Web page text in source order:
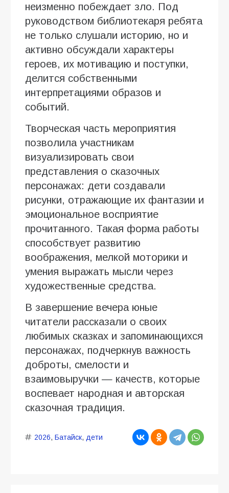
неизменно побеждает зло. Под
руководством библиотекаря ребята
не только слушали историю, но и
активно обсуждали характеры
героев, их мотивацию и поступки,
делится собственными
интерпретациями образов и
событий.
Творческая часть мероприятия
позволила участникам
визуализировать свои
представления о сказочных
персонажах: дети создавали
рисунки, отражающие их фантазии и
эмоциональное восприятие
прочитанного. Такая форма работы
способствует развитию
воображения, мелкой моторики и
умения выражать мысли через
художественные средства.
В завершение вечера юные
читатели рассказали о своих
любимых сказках и запоминающихся
персонажах, подчеркнув важность
доброты, смелости и
взаимовыручки — качеств, которые
воспевает народная и авторская
сказочная традиция.
2026, Батайск, дети